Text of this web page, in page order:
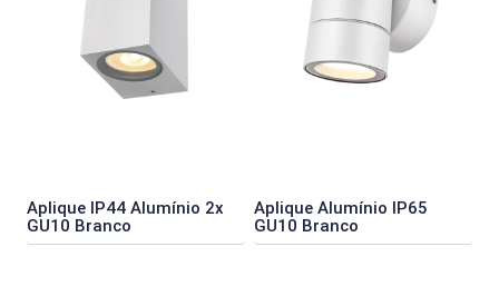
Aplique IP44 Alumínio 2x
GU10 Branco
Aplique Alumínio IP65
GU10 Branco